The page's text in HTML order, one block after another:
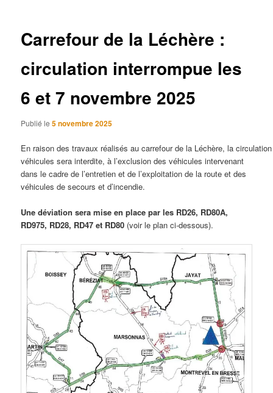
Carrefour de la Léchère :
circulation interrompue les
6 et 7 novembre 2025
Publié le5 novembre 2025
En raison des travaux réalisés au carrefour de la Léchère, la
véhicules sera interdite, à l’exclusion des véhicules intervenant
dans le cadre de l’entretien et de l’exploitation de la route et des
véhicules de secours et d’incendie.
Une déviation sera mise en place par les RD26, RD80A,
RD975, RD28, RD47 et RD80 (voir le plan ci-dessous).